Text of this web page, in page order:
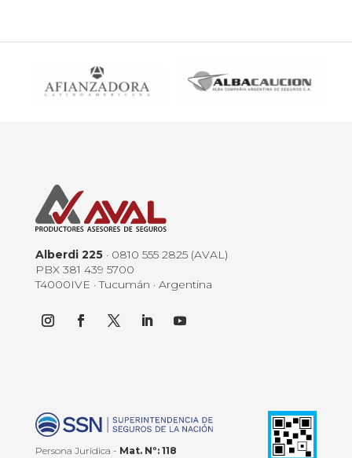
Alberdi 225· 0810 555 2825 (AVAL)
PBX 381 439 5700
T4000IVE · Tucumán · Argentina
Persona Jurídica - Mat. Nº: 118